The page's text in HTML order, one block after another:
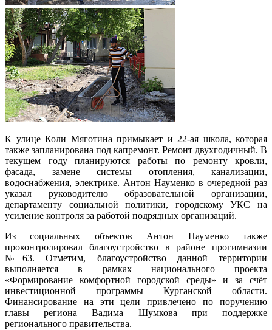
К улице Коли Мяготина примыкает и 22-ая школа, которая
также запланирована под капремонт. Ремонт двухгодичный. В
текущем году планируются работы по ремонту кровли,
фасада, замене системы отопления, канализации,
водоснабжения, электрике. Антон Науменко в очередной раз
указал руководителю образовательной организации,
департаменту социальной политики, городскому УКС на
усиление контроля за работой подрядных организаций.
Из социальных объектов Антон Науменко также
проконтролировал благоустройство в районе прогимназии
№63. Отметим, благоустройство данной территории
выполняется в рамках национального проекта
«Формирование комфортной городской среды» и за счёт
инвестиционной программы Курганской области.
Финансирование на эти цели привлечено по поручению
главы региона Вадима Шумкова при поддержке
регионального правительства.